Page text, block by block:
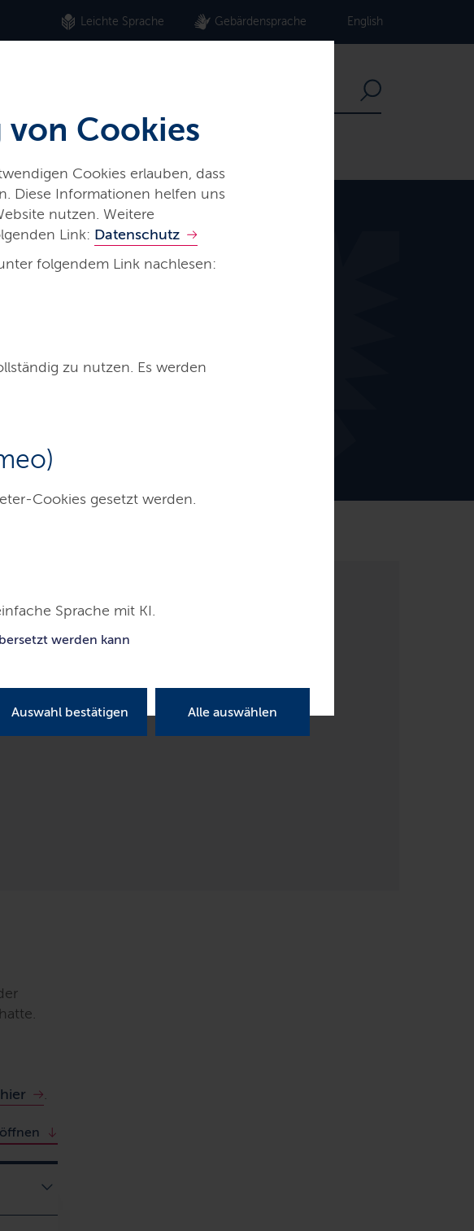
Cookies
Cookies erlauben, dass
Diese Informationen helfen uns
nutzen. Weitere
Link: Datenschutz
folgendem Link nachlesen:
zu nutzen. Es werden
Cookies gesetzt werden.
Sprache mit KI.
werden kann
Auswahl bestätigen Alle auswählen
Leichte Sprache Gebärdensprache English
& Beruf
hier .